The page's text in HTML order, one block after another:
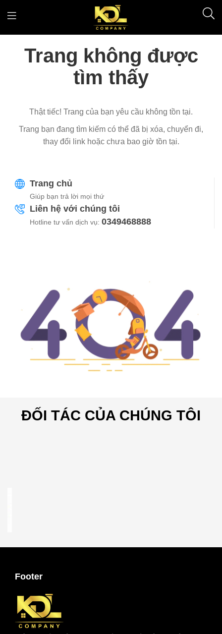
Trang không được
tìm thấy
Thật tiếc! Trang của bạn yêu cầu không tồn tại.
Trang bạn đang tìm kiếm có thể đã bị xóa, chuyển đi,
thay đổi link hoặc chưa bao giờ tồn tại.
Trang chủ
Giúp bạn trả lời mọi thứ
Liên hệ với chúng tôi
Hotline tư vấn dịch vụ: 0349468888
ĐỐI TÁC CỦA CHÚNG TÔI
Footer